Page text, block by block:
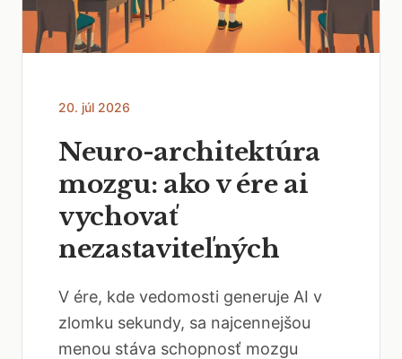
20. júl 2026
Neuro-architektúra
mozgu: ako v ére ai
vychovať
nezastaviteľných
V ére, kde vedomosti generuje AI v
zlomku sekundy, sa najcennejšou
menou stáva schopnosť mozgu